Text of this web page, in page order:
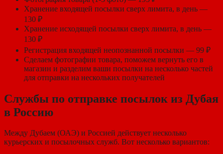
Хранение входящей посылки сверх лимита, в день —
130 ₽
Хранение исходящей посылки сверх лимита, в день —
130 ₽
Регистрация входящей неопознанной посылки — 99 ₽
Сделаем фотографии товара, поможем вернуть его в
магазин и разделим ваши посылки на несколько частей
для отправки на нескольких получателей
Службы по отправке посылок из Дубая
в Россию
Между Дубаем (ОАЭ) и Россией действует несколько
курьерских и посылочных служб. Вот несколько вариантов: